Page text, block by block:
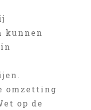
kunnen
omzetting
op de